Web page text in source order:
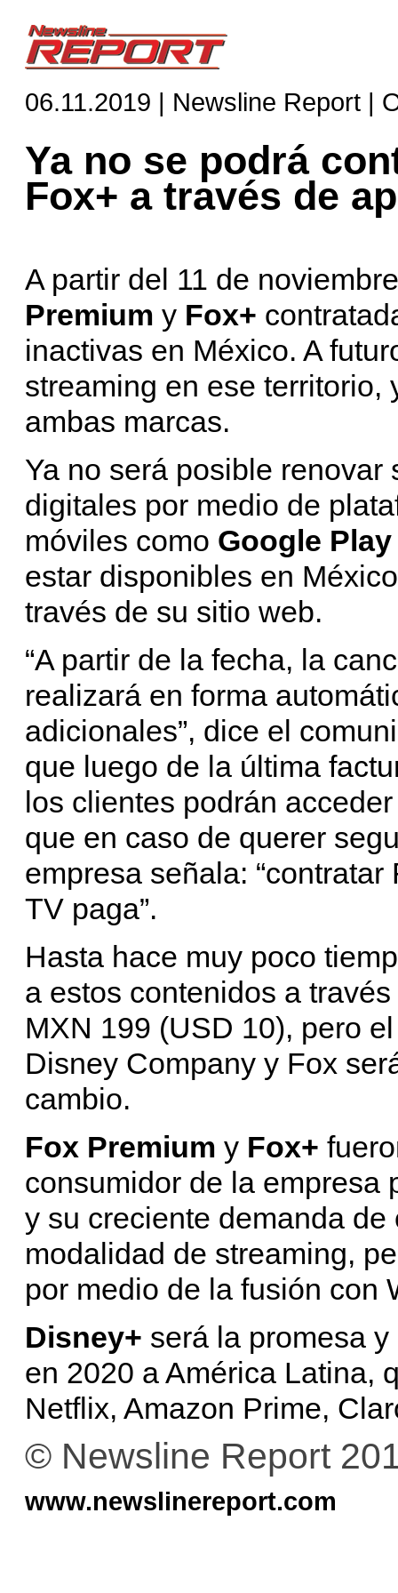
06.11.2019 | Newsline Report |
Ya no se podrá
Fox+ a través de
A partir del 11 de
Premium y Fox+
inactivas en México. A
streaming en ese territorio,
ambas marcas.
Ya no será posible
digitales por medio de
móviles como Google Play
estar disponibles en
través de su sitio web.
“A partir de la fecha, la
realizará en forma
adicionales”, dice el
que luego de la última
los clientes podrán
que en caso de querer
empresa señala:
TV paga”.
Hasta hace muy poco
a estos contenidos a
MXN 199 (USD 10), pero
Disney Company y Fox
cambio.
Fox Premium y Fox+
consumidor de la empresa
y su creciente demanda
modalidad de streaming,
por medio de la fusión con
Disney+ será la promesa
en 2020 a América Latina,
Netflix, Amazon Prime,
© Newsline Report
www.newslinereport.com